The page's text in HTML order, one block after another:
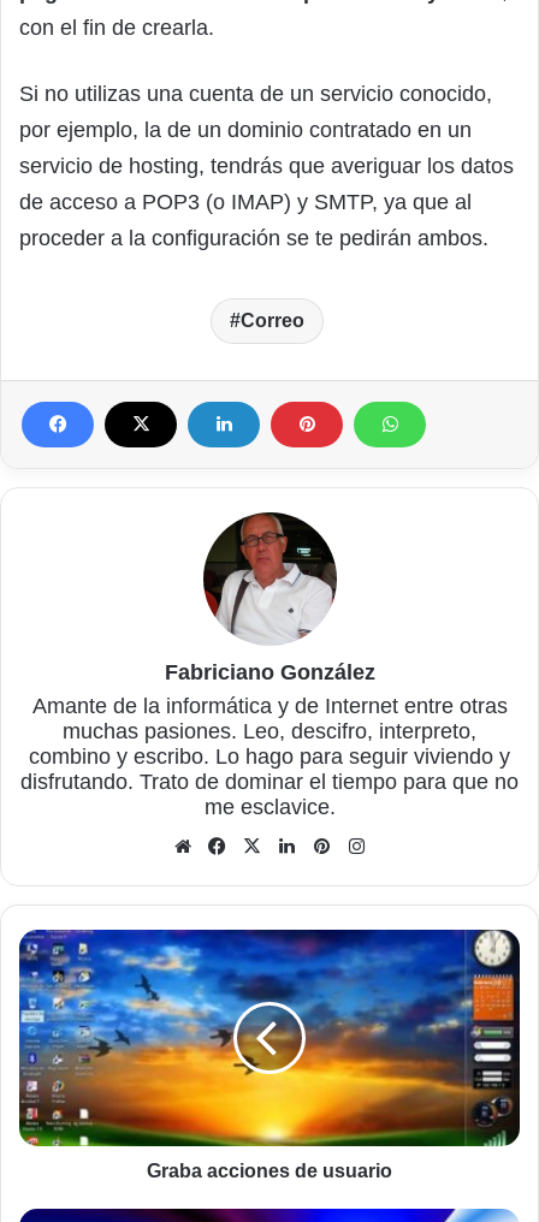
con el fin de crearla.
Si no utilizas una cuenta de un servicio conocido,
por ejemplo, la de un dominio contratado en un
servicio de hosting, tendrás que averiguar los datos
de acceso a POP3 (o IMAP) y SMTP, ya que al
proceder a la configuración se te pedirán ambos.
Correo
Fabriciano González
Amante de la informática y de Internet entre otras
muchas pasiones. Leo, descifro, interpreto,
combino y escribo. Lo hago para seguir viviendo y
disfrutando. Trato de dominar el tiempo para que no
me esclavice.
Sitio
Facebook
X LinkedInPinterest
Graba
acciones
de
usuario
Graba acciones de usuario